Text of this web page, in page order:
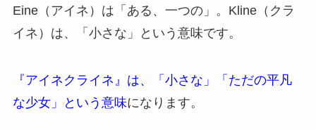
Eine（アイネ）は「ある、一つの」。Kline（クラ
イネ）は、「小さな」という意味です。
『アイネクライネ』は、「小さな」「ただの平凡
な少女」という意味になります。